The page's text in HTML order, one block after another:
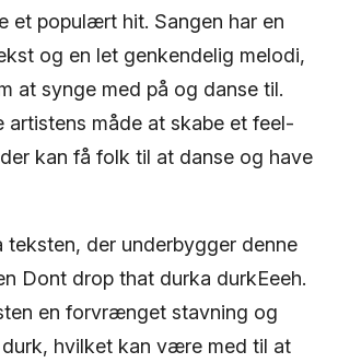
et populært hit. Sangen har en
og en let genkendelig melodi,
at synge med på og danse til.
måde at skabe et feel-
kan få folk til at danse og have
teksten, der underbygger denne
Dont drop that durka durkEeeh.
en forvrænget stavning og
hvilket kan være med til at